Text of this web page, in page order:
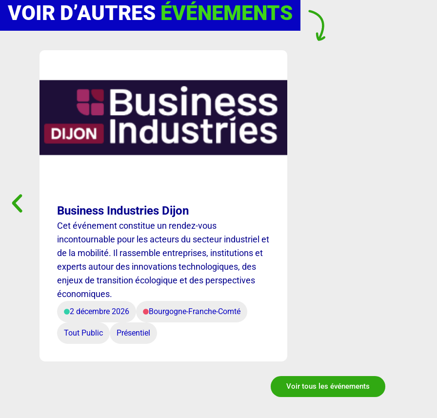
VOIR D’AUTRES ÉVÉNEMENTS
Business Industries Dijon
Cet événement constitue un rendez-vous
incontournable pour les acteurs du secteur industriel et
de la mobilité. Il rassemble entreprises, institutions et
experts autour des innovations technologiques, des
enjeux de transition écologique et des perspectives
économiques.
2 décembre 2026 Bourgogne-Franche-Comté
Tout Public Présentiel
Voir tous les événements